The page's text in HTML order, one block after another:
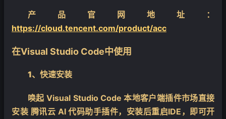
产品官网地址：
https://cloud.tencent.com/product/acc
在Visual Studio Code中使用
1、快速安装
唤起 Visual Studio Code 本地客户端插件市场直接
安装 腾讯云 AI 代码助手插件，安装后重启IDE，即可开